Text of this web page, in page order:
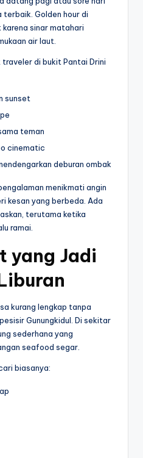
Golden hour di
sinar matahari
air laut.
di bukit Pantai Drini
sunset
teman
cinematic
deburan ombak
menikmati angin
kesan yang berbeda. Ada
terutama ketika
ramai.
yang Jadi
kurang lengkap tanpa
Gunungkidul. Di sekitar
sederhana yang
seafood segar.
biasanya: